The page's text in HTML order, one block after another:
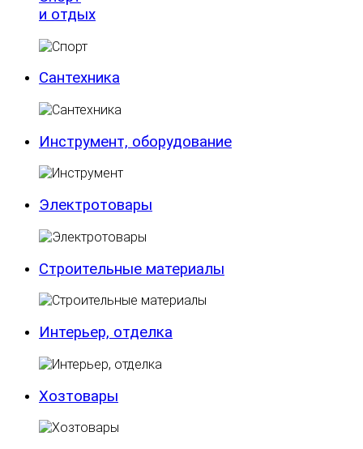
и отдых
Сантехника
Инструмент, оборудование
Электротовары
Строительные материалы
Интерьер, отделка
Хозтовары